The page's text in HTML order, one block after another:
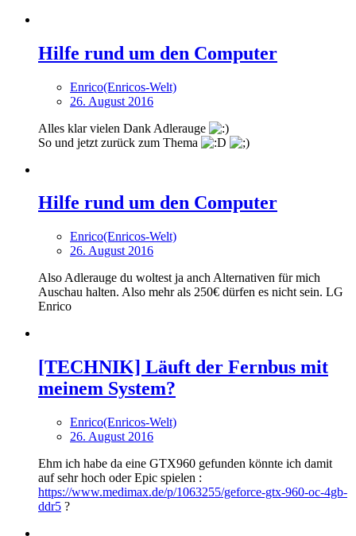
Hilfe rund um den Computer
Enrico(Enricos-Welt)
26. August 2016
Alles klar vielen Dank Adlerauge
So und jetzt zurück zum Thema
Hilfe rund um den Computer
Enrico(Enricos-Welt)
26. August 2016
Also Adlerauge du woltest ja anch Alternativen für mich
Auschau halten. Also mehr als 250€ dürfen es nicht sein. LG
Enrico
[TECHNIK] Läuft der Fernbus mit
meinem System?
Enrico(Enricos-Welt)
26. August 2016
Ehm ich habe da eine GTX960 gefunden könnte ich damit
auf sehr hoch oder Epic spielen :
https://www.medimax.de/p/1063255/geforce-gtx-960-oc-4gb-
ddr5 ?